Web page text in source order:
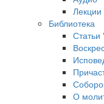
Лекции
Библиотека
Статьи
О